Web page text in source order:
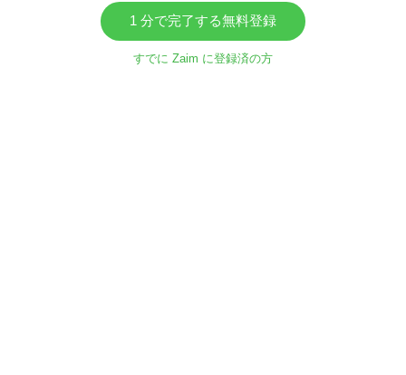
1 分で完了する無料登録
すでに Zaim に登録済の方